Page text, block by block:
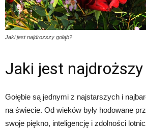
Jaki jest najdroższy gołąb?
Jaki jest najdroższy
Gołębie są jednymi z najstarszych i
na świecie. Od wieków były hodowane
swoje piękno, inteligencję i zdolności